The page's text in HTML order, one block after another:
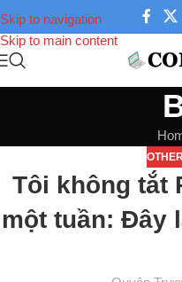
Skip to navigation
Skip to main content
Tôi không tắt
một tuần: Đây